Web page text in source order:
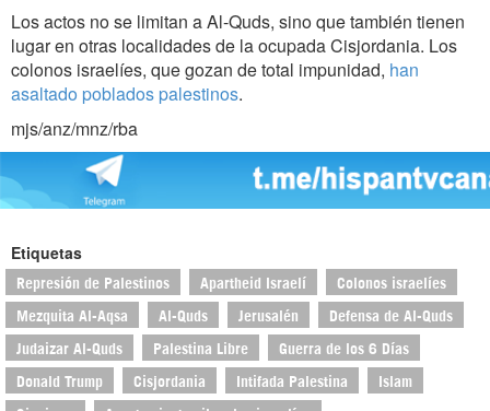
Los actos no se limitan a Al-Quds, sino que también tienen
lugar en otras localidades de la ocupada Cisjordania. Los
colonos israelíes, que gozan de total impunidad, han
asaltado poblados palestinos.
mjs/anz/mnz/rba
Etiquetas
Represión de Palestinos Apartheid Israelí Colonos israelíes
Mezquita Al-Aqsa Al-Quds Jerusalén Defensa de Al-Quds
Judaizar Al-Quds Palestina Libre Guerra de los 6 Días
Donald Trump Cisjordania Intifada Palestina Islam